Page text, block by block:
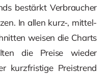
bestärkt Verbraucher
In allen kurz-, mittel-
weisen die Charts
die Preise wieder
kurzfristige Preistrend